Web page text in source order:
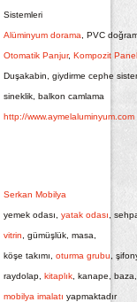
Sistemleri
Alüminyum dorama , PVC
Otomatik Panjur, Kompozit
Duşakabin, giydirme cephe
sineklik, balkon camlama
http://www.aymelaluminyum.com
Serkan Mobilya
yemek odası, yatak odası ,
vitrin , gümüşlük, masa,
köşe takımı, oturma grubu ,
raydolap, kitaplık, kanape,
mobilya imalatı yapmaktadır